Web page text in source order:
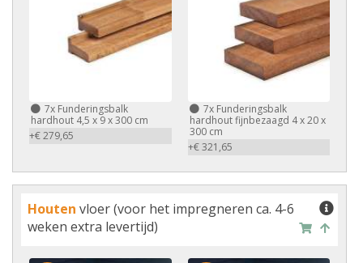
7x Funderingsbalk
hardhout 4,5 x 9 x 300 cm
+€ 279,65
7xFunderingsbalk
hardhout fijnbezaagd 4 x 20 x
300 cm
+€ 321,65
Houten vloer (voor het impregneren ca. 4-6
weken extra levertijd)